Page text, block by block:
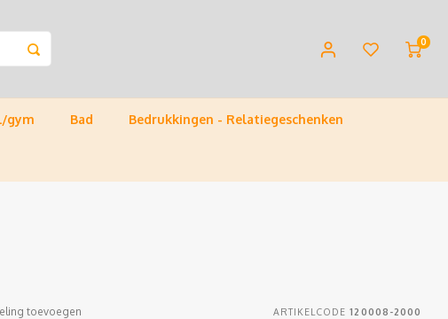
0
gym Bad Bedrukkingen - Relatiegeschenken
toevoegen ARTIKELCODE 120008-2000